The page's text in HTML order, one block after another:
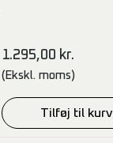
1.295,00 kr.
(Ekskl. moms)
Tilføj til kurv